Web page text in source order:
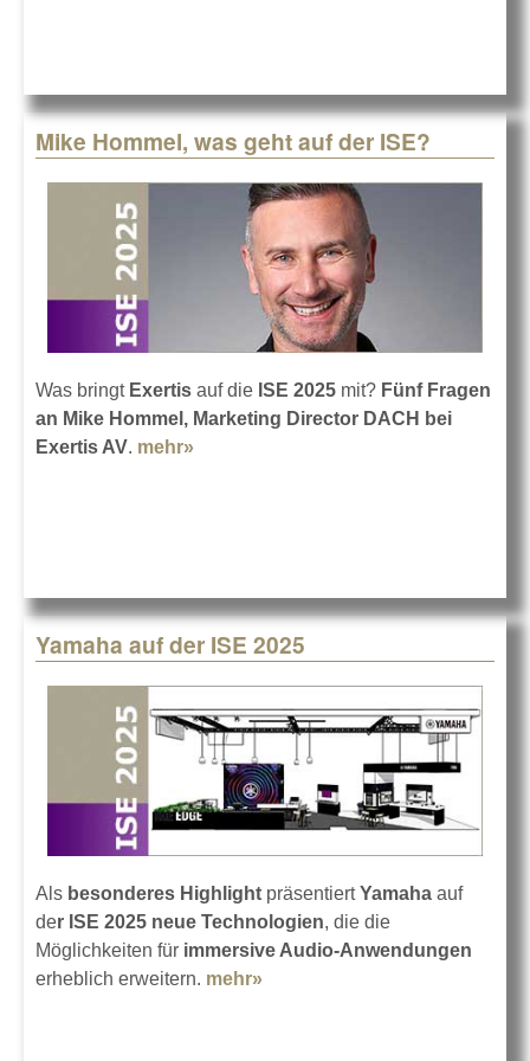
Mike Hommel, was geht auf der ISE?
Was bringt Exertis auf die ISE 2025 mit? Fünf Fragen
an Mike Hommel, Marketing Director DACH bei
Exertis AV. mehr»
Yamaha auf der ISE 2025
Als besonderes Highlight präsentiertYamaha auf
der ISE 2025 neue Technologien, die die
Möglichkeiten für immersive Audio-Anwendungen
erheblich erweitern. mehr»